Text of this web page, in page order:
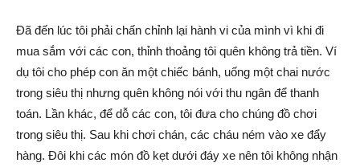
Đã đến lúc tôi phải chấn chỉnh lại hành vi của mình vì khi đi
mua sắm với các con, thỉnh thoảng tôi quên không trả tiền. Ví
dụ tôi cho phép con ăn một chiếc bánh, uống một chai nước
trong siêu thị nhưng quên không nói với thu ngân để thanh
toán. Lần khác, để dỗ các con, tôi đưa cho chúng đồ chơi
trong siêu thị. Sau khi chơi chán, các cháu ném vào xe đẩy
hàng. Đôi khi các món đồ kẹt dưới đáy xe nên tôi không nhận